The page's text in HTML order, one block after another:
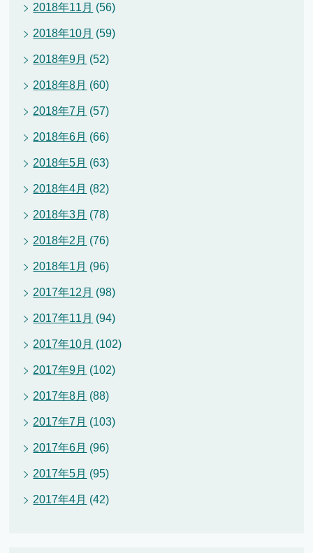
2018年11月 (56)
2018年10月 (59)
2018年9月 (52)
2018年8月 (60)
2018年7月 (57)
2018年6月 (66)
2018年5月 (63)
2018年4月 (82)
2018年3月 (78)
2018年2月 (76)
2018年1月 (96)
2017年12月 (98)
2017年11月 (94)
2017年10月 (102)
2017年9月 (102)
2017年8月 (88)
2017年7月 (103)
2017年6月 (96)
2017年5月 (95)
2017年4月 (42)